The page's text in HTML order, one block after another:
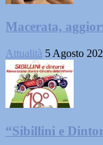
Macerata,
Attualità 5 Agosto
“Sibillini e